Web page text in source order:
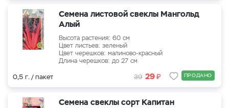
Семена листовой свеклы Мангольд
Алый
Высота растения: 60 см
Цвет листьев: зеленый
Цвет черешков: малиново-красный
Длина черешков: до 27 см
0,5 г. / пакет 39 29₽ ПРОДАНО
Семена свеклы сорт Капитан